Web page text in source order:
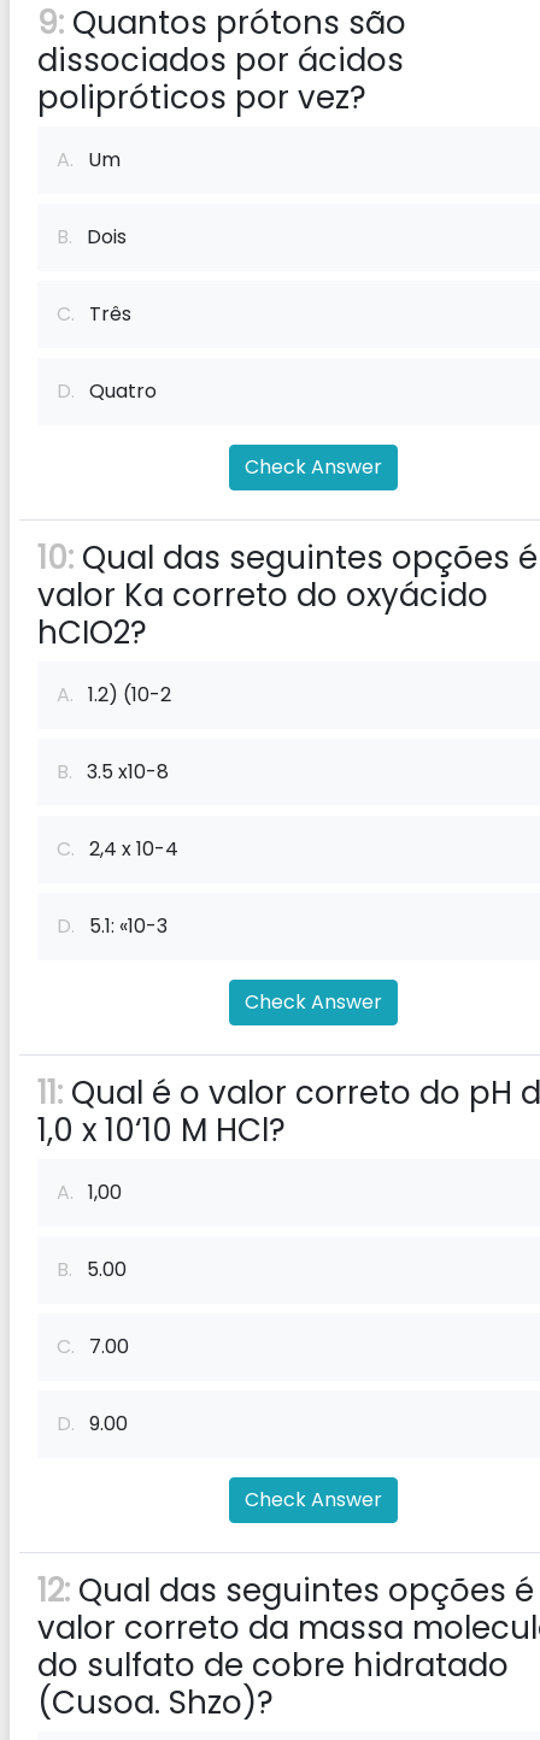
9: Quantos prótons são
dissociados por ácidos
polipróticos por vez?
A. Um
B. Dois
C. Três
D. Quatro
Check Answer
10: Qual das seguintes opções
valor Ka correto do oxyácido
hCIO2?
A. 1.2) (10-2
B. 3.5 x10-8
C. 2,4 x 10-4
D. 5.1: «10-3
Check Answer
11: Qual é o valor correto do pH
1,0 x 10‘10 M HCl?
A. 1,00
B. 5.00
C. 7.00
D. 9.00
Check Answer
12: Qual das seguintes opções
valor correto da massa
do sulfato de cobre hidratado
(Cusoa. Shzo)?